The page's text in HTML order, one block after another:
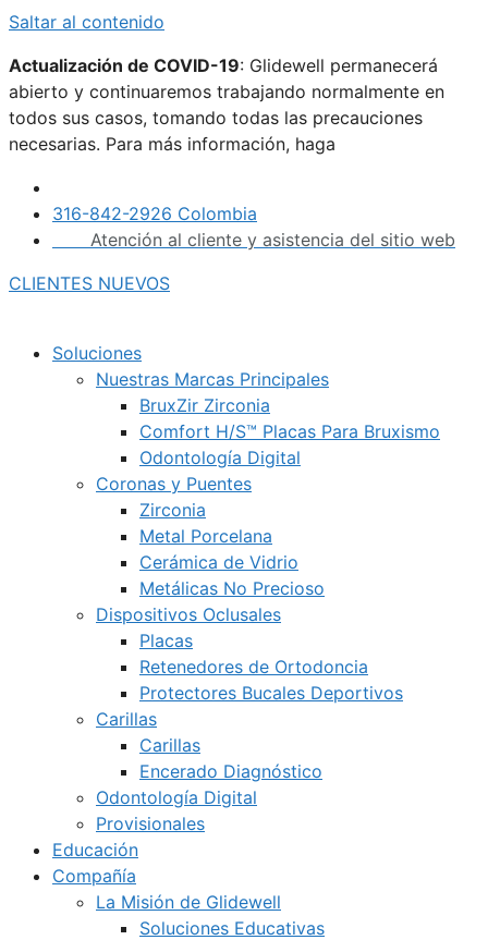
Saltar al contenido
Actualización de COVID-19: Glidewell permanecerá
abierto y continuaremos trabajando normalmente en
todos sus casos, tomando todas las precauciones
necesarias. Para más información, haga
316-842-2926 Colombia
Atención al cliente y asistencia del sitio web
CLIENTES NUEVOS
Soluciones
Nuestras Marcas Principales
BruxZir Zirconia
Comfort H/S™ Placas Para Bruxismo
Odontología Digital
Coronas y Puentes
Zirconia
Metal Porcelana
Cerámica de Vidrio
Metálicas No Precioso
Dispositivos Oclusales
Placas
Retenedores de Ortodoncia
Protectores Bucales Deportivos
Carillas
Carillas
Encerado Diagnóstico
Odontología Digital
Provisionales
Educación
Compañía
La Misión de Glidewell
Soluciones Educativas